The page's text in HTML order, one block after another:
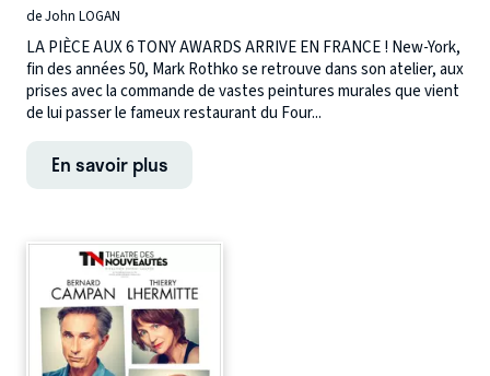
de John LOGAN
LA PIÈCE AUX 6 TONY AWARDS ARRIVE EN FRANCE ! New-York,
fin des années 50, Mark Rothko se retrouve dans son atelier, aux
prises avec la commande de vastes peintures murales que vient
de lui passer le fameux restaurant du Four...
En savoir plus